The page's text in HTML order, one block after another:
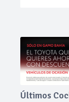
Últimos